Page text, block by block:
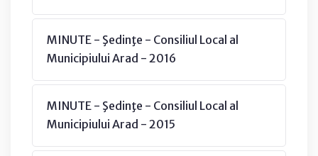
MINUTE - Şedinţe - Consiliul Local al
Municipiului Arad - 2016
MINUTE - Şedinţe - Consiliul Local al
Municipiului Arad - 2015